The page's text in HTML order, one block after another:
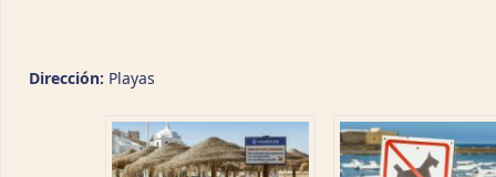
Dirección: Playas